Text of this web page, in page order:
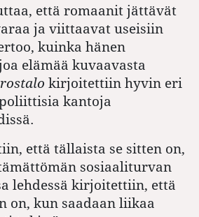
että romaanit jättävät
ja viittaavat useisiin
kuinka hänen
elämää kuvaavasta
kirjoitettiin hyvin eri
kantoja
että tällaista se sitten on,
sosiaaliturvan
lehdessä kirjoitettiin, että
on, kun saadaan liikaa